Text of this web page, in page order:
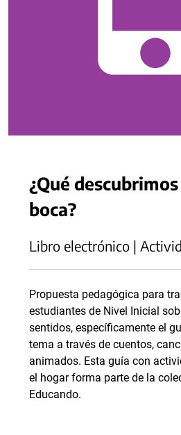
¿Qué
boca?
Libro electrónico |
Propuesta pedagógica para
estudiantes de Nivel Inicial
sentidos, específicamente el
tema a través de cuentos,
animados. Esta guía con
el hogar forma parte de la
Educando.